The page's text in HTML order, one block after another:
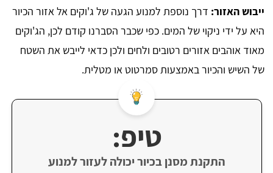
ייבוש האזור: דרך נוספת למנוע הגעה של ג'וקים אל אזור הכיור
היא על ידי ניקוי של המים. כפי שכבר הסברנו קודם לכן, הג'וקים
מאוד אוהבים אזורים רטובים ולחים ולכן כדאי לייבש את השטח
של השיש והכיור באמצעות סמרטוט או מטלית.
טיפ:
התקנת מסנן בכיור יכולה לעזור למנוע